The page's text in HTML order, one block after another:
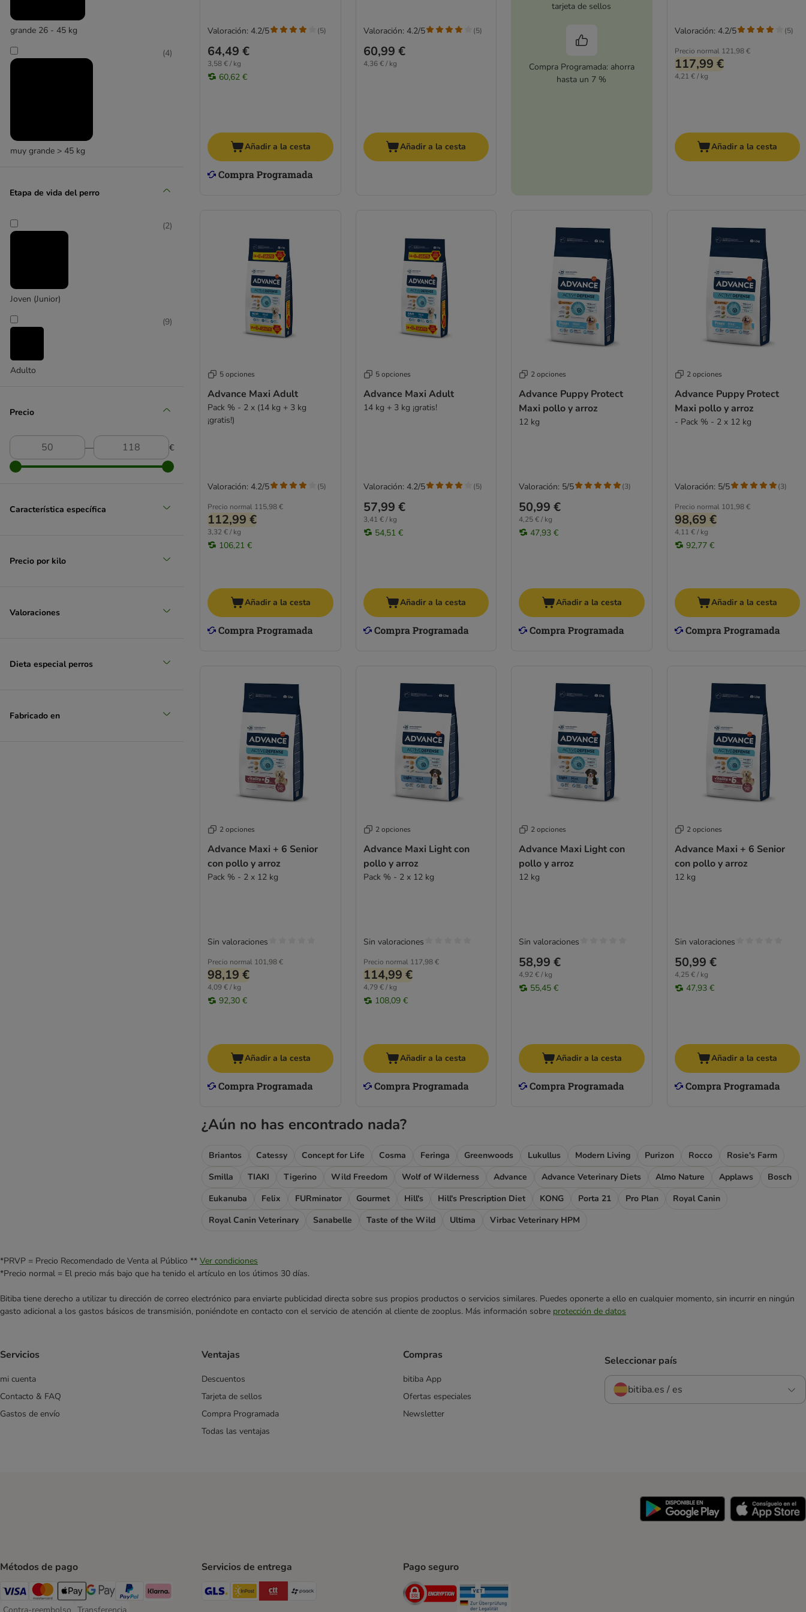
Renal
grande 26 - 45 kg
muy grande > 45 kg
(4)
Etapa de vida del perro
Joven (Junior)
(2)
Adulto
(9)
Precio
― €
Característica específica
Precio por kilo
Valoraciones
Dieta especial perros
Fabricado en
64,49 €
3,58 € / kg
60,62 €
Valoración: 4.2/5 (5)
Añadir a la cesta
60,99 €
4,36 € / kg
Valoración: 4.2/5 (5)
Añadir a la cesta
tarjeta de sellos
Compra Programada: ahorra
hasta un 7 %
Precio normal 121,98 €
117,99 €
4,21 € / kg
Valoración: 4.2/5 (5)
Añadir a la cesta
5 opciones
Advance Maxi Adult
Pack % - 2 x (14 kg + 3 kg
¡gratis!)
Precio normal 115,98 €
112,99 €
3,32 € / kg
106,21 €
Valoración: 4.2/5 (5)
Añadir a la cesta
5 opciones
Advance Maxi Adult
14 kg + 3 kg ¡gratis!
57,99 €
3,41 € / kg
54,51 €
Valoración: 4.2/5 (5)
Añadir a la cesta
2 opciones
Advance Puppy Protect
Maxi pollo y arroz
12 kg
50,99 €
4,25 € / kg
47,93 €
Valoración: 5/5 (3)
Añadir a la cesta
2 opciones
Advance Puppy Protect
Maxi pollo y arroz
- Pack % - 2 x 12 kg
Precio normal 101,98 €
98,69 €
4,11 € / kg
92,77 €
Valoración: 5/5 (3)
Añadir a la cesta
2 opciones
Advance Maxi + 6 Senior
con pollo y arroz
Pack % - 2 x 12 kg
Precio normal 101,98 €
98,19 €
4,09 € / kg
92,30 €
Sin valoraciones
Añadir a la cesta
2 opciones
Advance Maxi Light con
pollo y arroz
Pack % - 2 x 12 kg
Precio normal 117,98 €
114,99 €
4,79 € / kg
108,09 €
Sin valoraciones
Añadir a la cesta
2 opciones
Advance Maxi Light con
pollo y arroz
12 kg
58,99 €
4,92 € / kg
55,45 €
Sin valoraciones
Añadir a la cesta
2 opciones
Advance Maxi + 6 Senior
con pollo y arroz
12 kg
50,99 €
4,25 € / kg
47,93 €
Sin valoraciones
Añadir a la cesta
¿Aún no has encontrado nada?
Briantos Catessy Concept for Life Cosma Feringa Greenwoods Lukullus Modern Living Purizon Rocco
Rosie's Farm
Smilla
TIAKI Tigerino Wild Freedom Wolf of Wilderness Advance Advance Veterinary Diets Almo Nature Applaws
Bosch
Eukanuba
Felix FURminator Gourmet Hill's Hill's Prescription Diet KONG Porta 21 Pro Plan
Royal Canin
Royal Canin Veterinary
Sanabelle Taste of the Wild Ultima Virbac Veterinary HPM
*PRVP = Precio Recomendado de Venta al Público ** Ver condiciones
*Precio normal = El precio más bajo que ha tenido el artículo en los útimos 30 días.
Bitiba tiene derecho a utilizar tu dirección de correo electrónico para enviarte publicidad directa sobre sus propios productos o servicios similares. Puedes oponerte a ello en cualquier momento, sin incurrir en ningún
gasto adicional a los gastos básicos de transmisión, poniéndote en contacto con el servicio de atención al cliente de zooplus. Más información sobre protección de datos
Servicios
mi cuenta
Contacto & FAQ
Gastos de envío
Ventajas
Descuentos
Tarjeta de sellos
Compra Programada
Todas las ventajas
Compras
bitiba App
Ofertas especiales
Newsletter
Seleccionar país
bitiba.es / es
Métodos de pago
Visa Payment Method
Mastercard Payment Method
Apple Pay Payment Method
Google Pay Payment Method
PayPal Payment Method
Klarna Payment Method
Contra-reembolso Transferencia
Servicios de entrega
GLS Shipping Method
InPost Shipping Method
CTTExpress Shipping Method
Pago seguro
Security